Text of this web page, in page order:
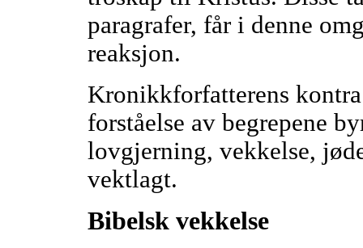
paragrafer, får i denne
reaksjon.
Kronikkforfatterens
forståelse av begrepene
lovgjerning, vekkelse,
vektlagt.
Bibelsk vekkelse